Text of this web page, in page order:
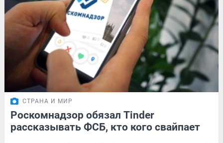
СТРАНА И МИР
Роскомнадзор обязал Tinder
рассказывать ФСБ, кто кого свайпает